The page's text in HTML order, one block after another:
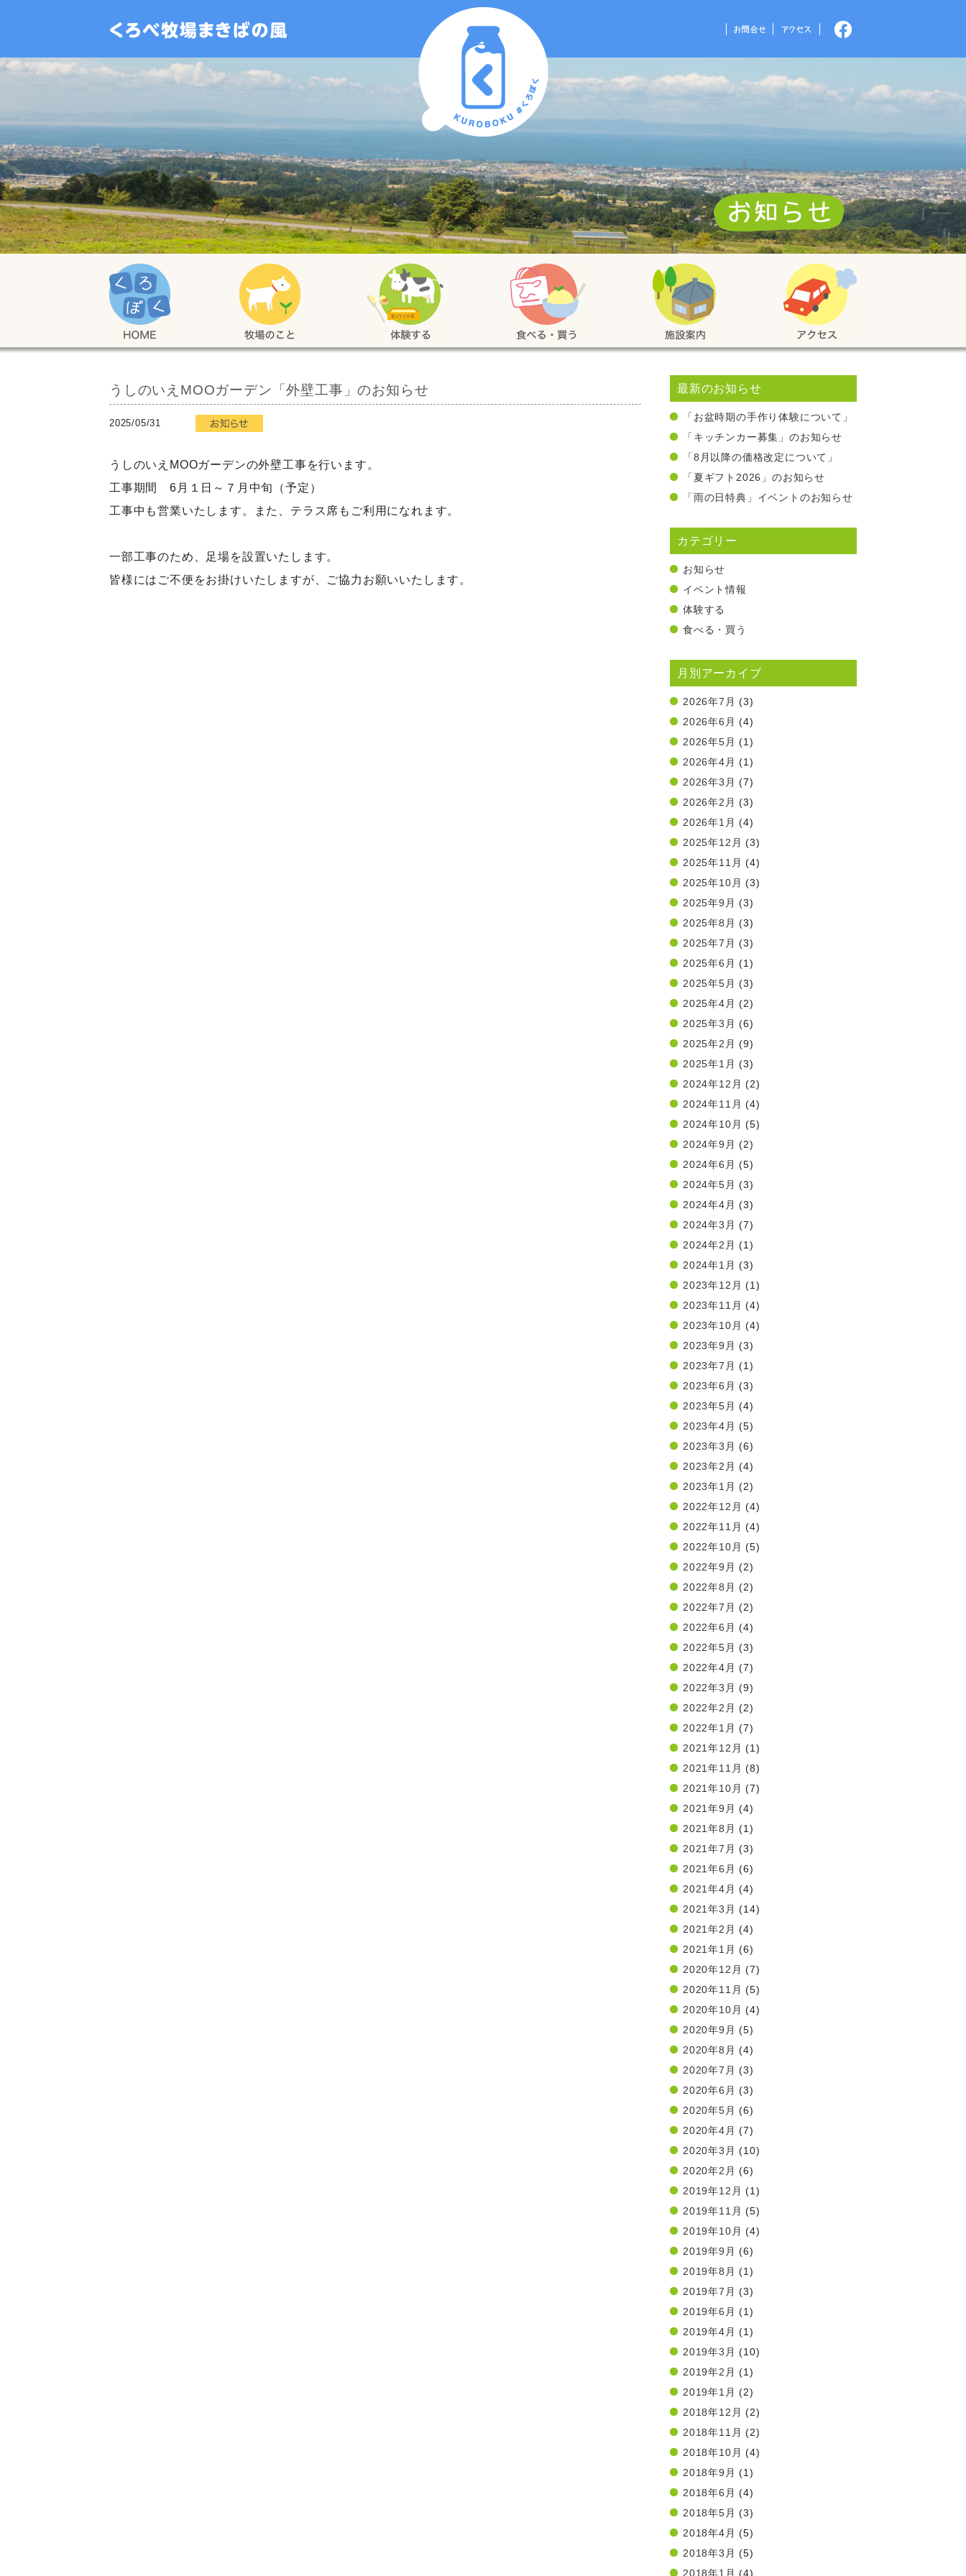
うしのいえMOOガーデン「外壁工事」のお知らせ
2025/05/31
うしのいえMOOガーデンの外壁工事を行います。
工事期間 6月１日～７月中旬（予定）
工事中も営業いたします。また、テラス席もご利用になれます。
一部工事のため、足場を設置いたします。
皆様にはご不便をお掛けいたしますが、ご協力お願いいたします。
最新のお知らせ
「お盆時期の手作り体験について」
「キッチンカー募集」のお知らせ
「8月以降の価格改定について」
「夏ギフト2026」のお知らせ
「雨の日特典」イベントのお知らせ
カテゴリー
お知らせ
イベント情報
体験する
食べる・買う
月別アーカイブ
2026年7月 (3)
2026年6月 (4)
2026年5月 (1)
2026年4月 (1)
2026年3月 (7)
2026年2月 (3)
2026年1月 (4)
2025年12月 (3)
2025年11月 (4)
2025年10月 (3)
2025年9月 (3)
2025年8月 (3)
2025年7月 (3)
2025年6月 (1)
2025年5月 (3)
2025年4月 (2)
2025年3月 (6)
2025年2月 (9)
2025年1月 (3)
2024年12月 (2)
2024年11月 (4)
2024年10月 (5)
2024年9月 (2)
2024年6月 (5)
2024年5月 (3)
2024年4月 (3)
2024年3月 (7)
2024年2月 (1)
2024年1月 (3)
2023年12月 (1)
2023年11月 (4)
2023年10月 (4)
2023年9月 (3)
2023年7月 (1)
2023年6月 (3)
2023年5月 (4)
2023年4月 (5)
2023年3月 (6)
2023年2月 (4)
2023年1月 (2)
2022年12月 (4)
2022年11月 (4)
2022年10月 (5)
2022年9月 (2)
2022年8月 (2)
2022年7月 (2)
2022年6月 (4)
2022年5月 (3)
2022年4月 (7)
2022年3月 (9)
2022年2月 (2)
2022年1月 (7)
2021年12月 (1)
2021年11月 (8)
2021年10月 (7)
2021年9月 (4)
2021年8月 (1)
2021年7月 (3)
2021年6月 (6)
2021年4月 (4)
2021年3月 (14)
2021年2月 (4)
2021年1月 (6)
2020年12月 (7)
2020年11月 (5)
2020年10月 (4)
2020年9月 (5)
2020年8月 (4)
2020年7月 (3)
2020年6月 (3)
2020年5月 (6)
2020年4月 (7)
2020年3月 (10)
2020年2月 (6)
2019年12月 (1)
2019年11月 (5)
2019年10月 (4)
2019年9月 (6)
2019年8月 (1)
2019年7月 (3)
2019年6月 (1)
2019年4月 (1)
2019年3月 (10)
2019年2月 (1)
2019年1月 (2)
2018年12月 (2)
2018年11月 (2)
2018年10月 (4)
2018年9月 (1)
2018年6月 (4)
2018年5月 (3)
2018年4月 (5)
2018年3月 (5)
2018年1月 (4)